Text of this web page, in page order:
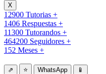
12900 Tutorias +
1406 Respuestas +
11300 Tutorandos +
464200 Seguidores +
152 Meses +
⇗ ⭐ WhatsApp 📱